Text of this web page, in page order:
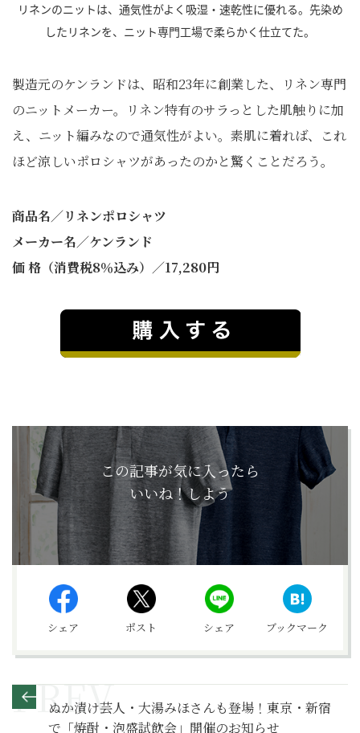
リネンのニットは、通気性がよく吸湿・速乾性に優れる。先染め
したリネンを、ニット専門工場で柔らかく仕立てた。
製造元のケンランドは、昭和23年に創業した、リネン専門
のニットメーカー。リネン特有のサラっとした肌触りに加
え、ニット編みなので通気性がよい。素肌に着れば、これ
ほど涼しいポロシャツがあったのかと驚くことだろう。
商品名／リネンポロシャツ
メーカー名／ケンランド
価 格（消費税8％込み）／17,280円
この記事が気に入ったら
いいね！しよう
シェア ポスト シェア ブックマーク
ぬか漬け芸人・大湯みほさんも登場！東京・新宿
で「焼酎・泡盛試飲会」開催のお知らせ